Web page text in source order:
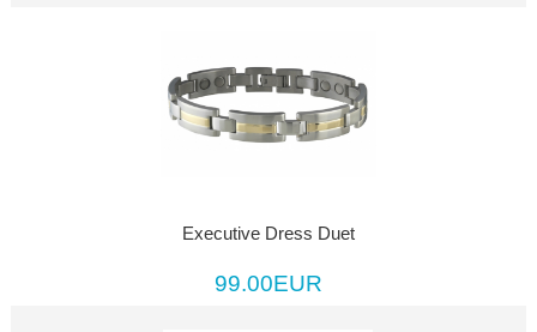
Executive Dress Duet
99.00EUR